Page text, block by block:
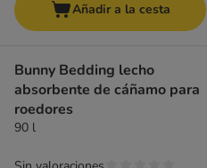
Añadir a la cesta
Bunny Bedding lecho
absorbente de cáñamo para
roedores
90 l